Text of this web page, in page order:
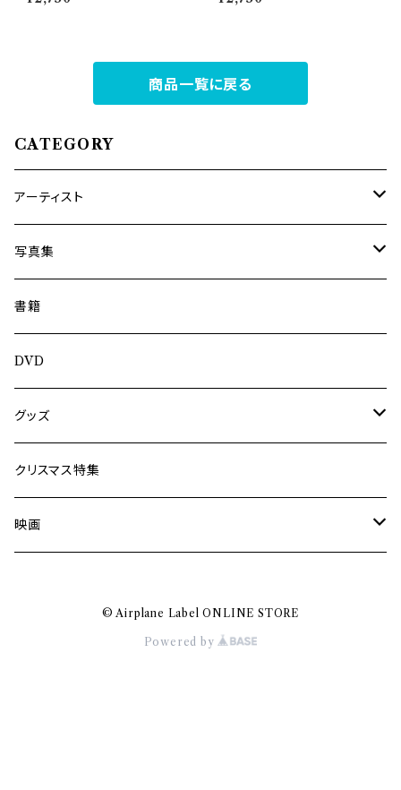
商品一覧に戻る
CATEGORY
アーティスト
内海利勝
南博
ASA-CHANG
Jun Kawabata
Mooney
ミャンマー伝統音楽
写真集
Jun Kawabata
旅の記憶
書籍
DVD
グッズ
Tシャツ
クリスマス特集
映画
© Airplane Label ONLINE STORE
Powered by